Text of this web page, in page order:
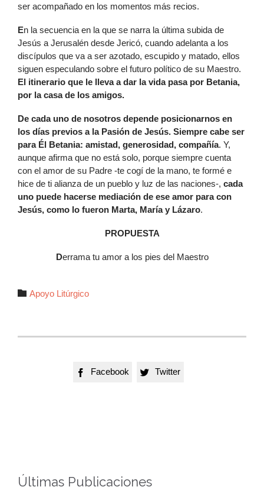
ser acompañado en los momentos más recios.
En la secuencia en la que se narra la última subida de
Jesús a Jerusalén desde Jericó, cuando adelanta a los
discípulos que va a ser azotado, escupido y matado, ellos
siguen especulando sobre el futuro político de su Maestro.
El itinerario que le lleva a dar la vida pasa por Betania,
por la casa de los amigos.
De cada uno de nosotros depende posicionarnos en
los días previos a la Pasión de Jesús. Siempre cabe ser
para Él Betania: amistad, generosidad, compañía. Y,
aunque afirma que no está solo, porque siempre cuenta
con el amor de su Padre -te cogí de la mano, te formé e
hice de ti alianza de un pueblo y luz de las naciones-, cada
uno puede hacerse mediación de ese amor para con
Jesús, como lo fueron Marta, María y Lázaro.
PROPUESTA
Derrama tu amor a los pies del Maestro
 Autor
Apoyo Litúrgico
 Facebook  Twitter
Últimas Publicaciones